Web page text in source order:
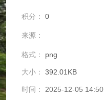
积分： 0
来源：
格式： png
大小： 392.01KB
时间： 2025-12-05 14:50